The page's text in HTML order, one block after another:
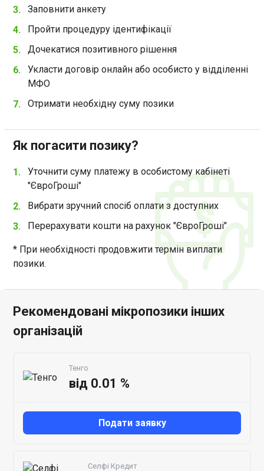
Заповнити анкету
Пройти процедуру ідентифікації
Дочекатися позитивного рішення
Укласти договір онлайн або особисто у відділенні
МФО
Отримати необхідну суму позики
Як погасити позику?
Уточнити суму платежу в особистому кабінеті
"ЄвроГроші"
Вибрати зручний спосіб оплати з доступних
Перерахувати кошти на рахунок "ЄвроГроші"
* При необхідності продовжити термін виплати
позики.
Рекомендовані мікропозики інших
організацій
Тенго
від 0.01 %
Подати заявку
Селфі Кредит